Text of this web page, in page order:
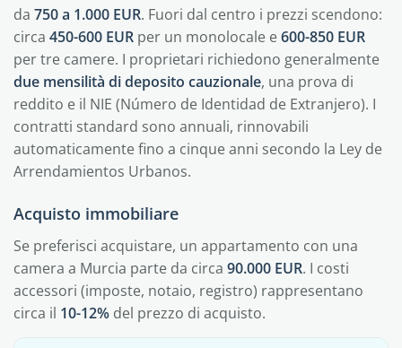
da 750 a 1.000 EUR. Fuori dal centro i prezzi scendono:
circa 450-600 EUR per un monolocale e600-850 EUR
per tre camere. I proprietari richiedono generalmente
due mensilità di deposito cauzionale, una prova di
reddito e il NIE (Número de Identidad de Extranjero). I
contratti standard sono annuali, rinnovabili
automaticamente fino a cinque anni secondo la Ley de
Arrendamientos Urbanos.
Acquisto immobiliare
Se preferisci acquistare, un appartamento con una
camera a Murcia parte da circa 90.000 EUR. I costi
accessori (imposte, notaio, registro) rappresentano
circa il 10-12% del prezzo di acquisto.